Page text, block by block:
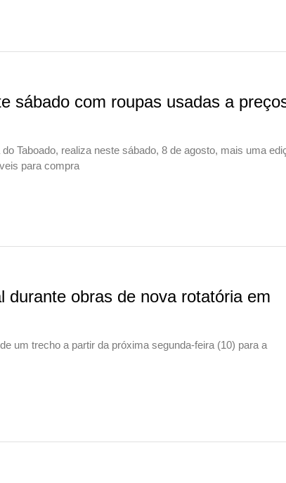
sábado com roupas usadas a
Taboado, realiza neste sábado, 8 de agosto, mais uma
para compra
durante obras de nova rotatória em
um trecho a partir da próxima segunda-feira (10) para a